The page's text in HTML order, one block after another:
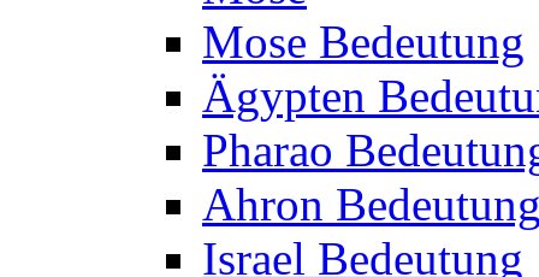
Mose Bedeutung
Ägypten
Pharao
Ahron
Israel Bedeutung